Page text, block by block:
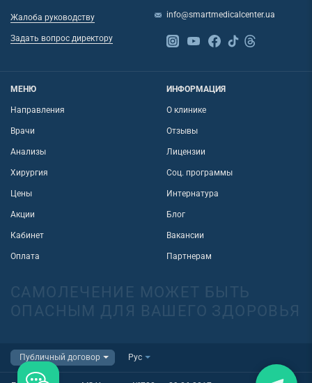
Жалоба руководству
Задать вопрос директору
info@smartmedicalcenter.ua
МЕНЮ
Направления
Врачи
Анализы
Хирургия
Цены
Акции
Кабинет
Оплата
ИНФОРМАЦИЯ
О клинике
Отзывы
Лицензии
Соц. программы
Интернатура
Блог
Вакансии
Партнерам
САМОЛЕЧЕНИЕ МОЖЕТ БЫТЬ
ОПАСНЫМ ДЛЯ ВАШЕГО ЗДОРОВЬЯ